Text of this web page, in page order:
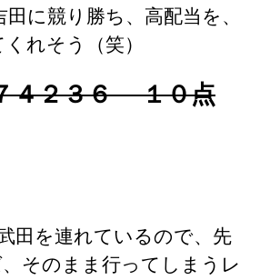
に競り勝ち、高配当を、
れそう（笑）
４２３６ １０点
を連れているので、先
そのまま行ってしまうレ